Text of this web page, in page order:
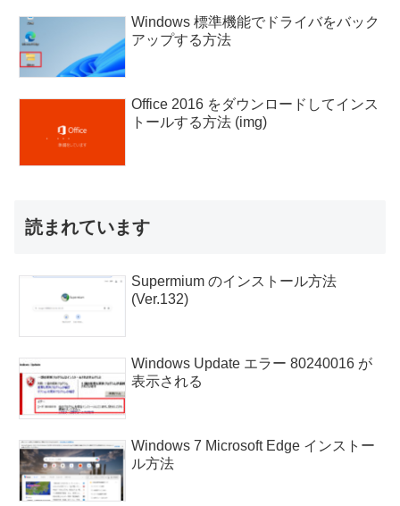
Windows 標準機能でドライバをバック
アップする方法
Office 2016 をダウンロードしてインス
トールする方法 (img)
読まれています
Supermium のインストール方法
(Ver.132)
Windows Update エラー 80240016 が
表示される
Windows 7 Microsoft Edge インストー
ル方法